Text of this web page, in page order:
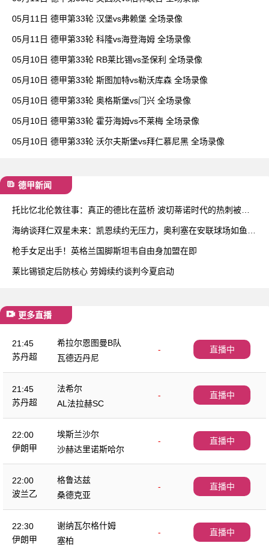
05月11日 德甲第33轮 汉堡vs弗赖堡 全场录像
05月11日 德甲第33轮 科隆vs海登海姆 全场录像
05月10日 德甲第33轮 RB莱比锡vs圣保利 全场录像
05月10日 德甲第33轮 斯图加特vs勒沃库森 全场录像
05月10日 德甲第33轮 奥格斯堡vs门兴 全场录像
05月10日 德甲第33轮 霍芬海姆vs不莱梅 全场录像
05月10日 德甲第33轮 沃尔夫斯堡vs拜仁慕尼黑 全场录像
德甲新闻
托比忆北伦敦往事：真正的德比在蓝桥 波切蒂诺时代的热刺被低
海纳谈拜仁双星未来：凯恩续约无压力，奥利塞在安联球场如鱼得
枪手女足出手！英格兰国脚斯坦韦自由身加盟在即
莱比锡锁定后防核心 劳姆续约谈判今夏启动
更多直播
21:45
苏丹超
希拉尔恩图曼B队
-
瓦德迈丹尼
直播中
21:45
苏丹超
法希尔
-
AL法拉赫SC
直播中
22:00
伊朗甲
埃斯兰沙尔
-
沙赫达里诺斯哈尔
直播中
22:00
波兰乙
格鲁达兹
-
桑德克亚
直播中
22:30
伊朗甲
谢纳瓦尔格什姆
-
塞柏
直播中